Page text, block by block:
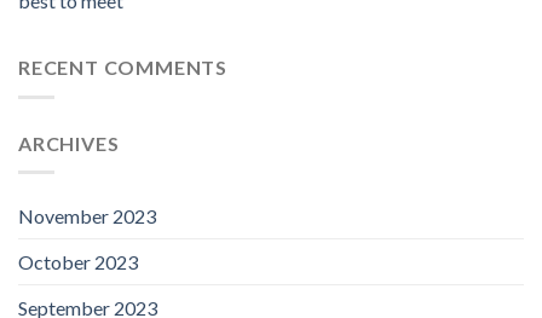
RECENT COMMENTS
ARCHIVES
November 2023
October 2023
September 2023